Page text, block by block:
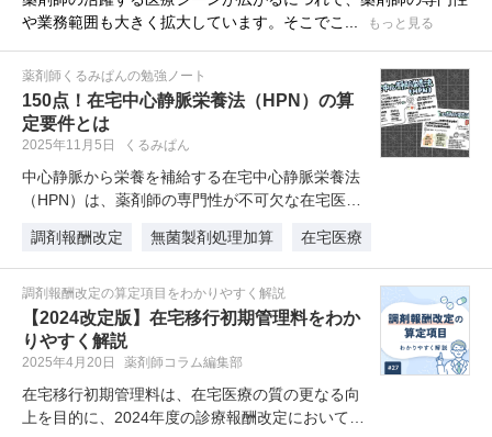
や業務範囲も大きく拡大しています。そこでこ...
もっと見る
薬剤師くるみぱんの勉強ノート
150点！在宅中心静脈栄養法（HPN）の算
定要件とは
2025年11月5日 くるみぱん
中心静脈から栄養を補給する在宅中心静脈栄養法
（HPN）は、薬剤師の専門性が不可欠な在宅医療
調剤報酬改定
無菌製剤処理加算 在宅医療
調剤報酬改定の算定項目をわかりやすく解説
【2024改定版】在宅移行初期管理料をわか
りやすく解説
2025年4月20日 薬剤師コラム編集部
在宅移行初期管理料は、在宅医療の質の更なる向
上を目的に、2024年度の診療報酬改定において新